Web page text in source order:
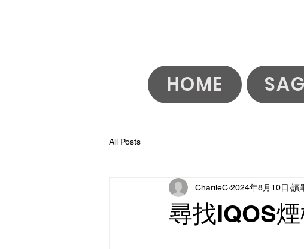
HOME
All Posts
尋找IQOS
CharileC 2024年8月10日 讀